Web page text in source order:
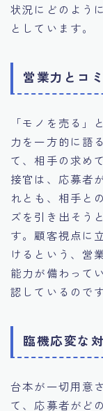
状況にどのよう
としています。
営業力とコ
「モノを売る
力を一方的に語
て、相手の求め
接官は、応募者
れとも、相手と
ズを引き出そう
す。顧客視点に
けるという、営
能力が備わって
認しているのです
臨機応変な
台本が一切用意
て、応募者がど